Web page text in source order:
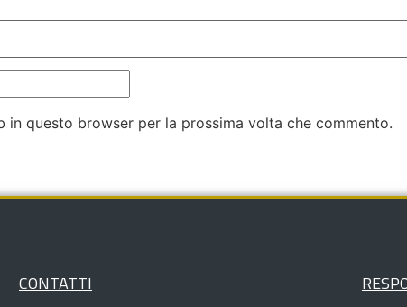
in questo browser per la prossima volta che commento.
CONTATTI